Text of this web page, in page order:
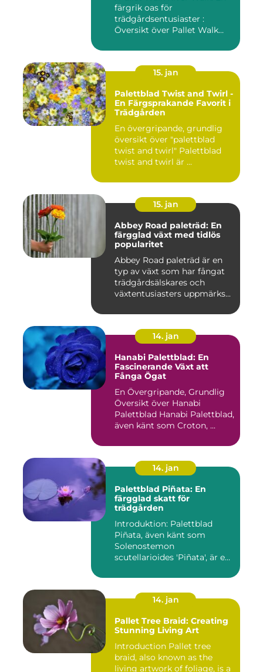
färgrik oas för
trädgårdsentusiaster :
Översikt över Pallet Walk
15. jan
Palettblad Twist and Twirl -
En Färgsprakande Favorit i
Trädgården
En övergripande, grundlig
översikt över "palettblad
twist and twirl" Palettblad
twist and twirl är ...
15. jan
Abbey Road paleträd: En
färgglad växt med tidlös
popularitet
Abbey Road paleträd är en
typ av växt som har fångat
trädgårdsälskares och
växtentusiasters uppmärks...
14. jan
Hanabi Palettblad: En
Fascinerande Växt att
Fånga Ögat
En Övergripande, Grundlig
Översikt över Hanabi
Palettblad Hanabi Palettblad,
även känt som Croton, ...
14. jan
Palettblad Piñata: En
färgglad skatt för
trädgården
Introduktion: Palettblad
Piñata, även känt som
Solenostemon
scutellarioides 'Piñata', är en
14. jan
Pallet Tree Braid: Creating
Stunning Living Art
Introduction Pallet tree
braid, also known as the
living artwork of foliage, is a